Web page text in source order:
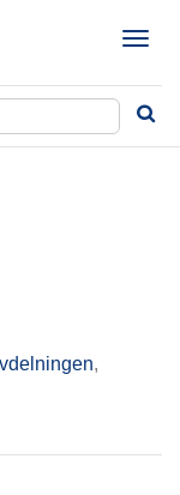
T
g
l
,